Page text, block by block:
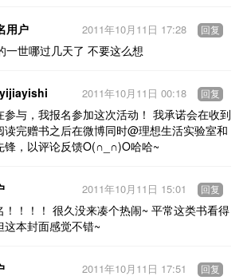
用户
一世哪过几天了 不要这么想
2011年10月11日 17:28 回复
参与，我报名参加这次活动！ 我承诺会在收到
读完赠书之后在微博同时@理想生活实验室和
锋，以评论反馈O(∩_∩)O哈哈~
2011年10月11日 00:18 回复
！！！！ 很久没来凑个热闹~ 平常这类书看得
这本封面感觉不错~
2011年10月11日 15:01 回复
2011年10月11日 17:51 回复